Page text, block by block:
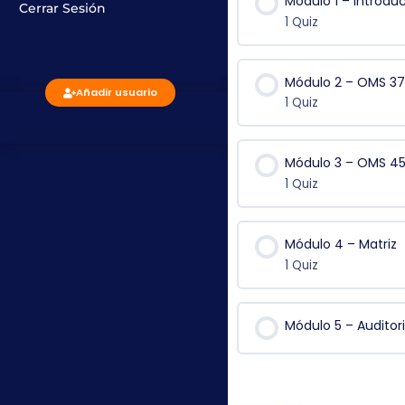
Añadir usuario
Cerrar Sesión
1 Quiz
Módulo 2 – OMS 37
1 Quiz
Módulo 3 – OMS 45
1 Quiz
Módulo 4 – Matriz
1 Quiz
Módulo 5 –